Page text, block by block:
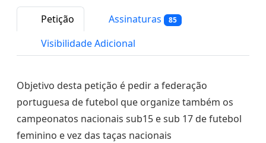
Petição Assinaturas 85
Visibilidade Adicional
Objetivo desta petição é pedir a federação
portuguesa de futebol que organize também os
campeonatos nacionais sub15 e sub 17 de futebol
feminino e vez das taças nacionais